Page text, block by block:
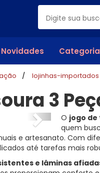
Novidades
lojinhas-importados
3
O jogo
quem
e artesanato. Com
até tarefas mais
e lâminas